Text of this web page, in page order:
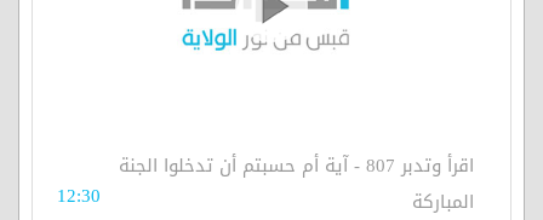
اقرأ وتدبر 807 - آية أم حسبتم أن تدخلوا الجنة
المباركة
12:30